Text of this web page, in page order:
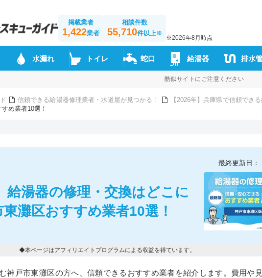
掲載業者
1,422業者
相談件数
55,710件以上※
※2026年8月時点
水漏れ トイレ 蛇口 給湯器 排水
酷似サイトにご注意ください
信頼できる給湯器修理業者・水道屋が見つかる！ 【2026年】兵庫県で信頼でき
め業者10選！
給湯器の修理・交換はどこに
灘区おすすめ業者10選！
最終更新日：
◆本ページはアフィリエイトプログラムによる収益を得ています。
神戸市東灘区の方へ、信頼できるおすすめ業者を紹介します。費用や